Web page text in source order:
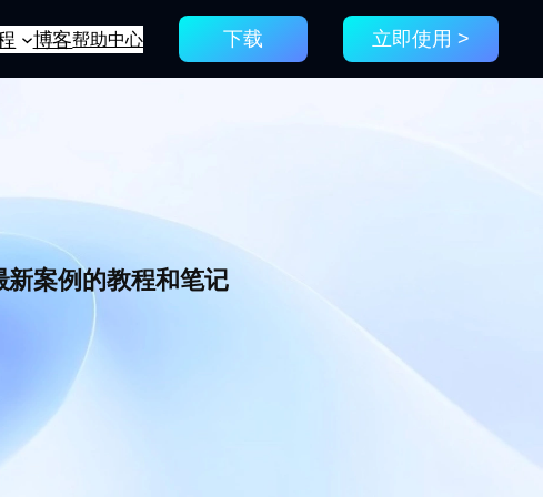
博客帮助中心 下载 立即使用 >
案例的教程和笔记